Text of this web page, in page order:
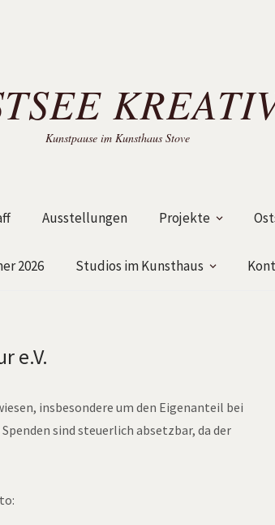
Kunstpause im Kunsthaus Stove
Ausstellungen Projekte
2026 Studios im Kunsthaus
e.V.
insbesondere um den Eigenanteil bei
sind steuerlich absetzbar, da der